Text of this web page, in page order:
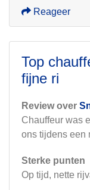
Reageer
Top
fijne ri
Review over
Chauffeur was
ons tijdens een
Sterke punten
Op tijd, nette